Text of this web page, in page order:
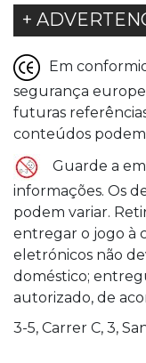
+
Em
segurança
futuras
conteúdos
Guarde a
informações. Os
podem variar.
entregar o jogo à
eletrónicos não
doméstico;
autorizado, de
3-5, Carrer C, 3,